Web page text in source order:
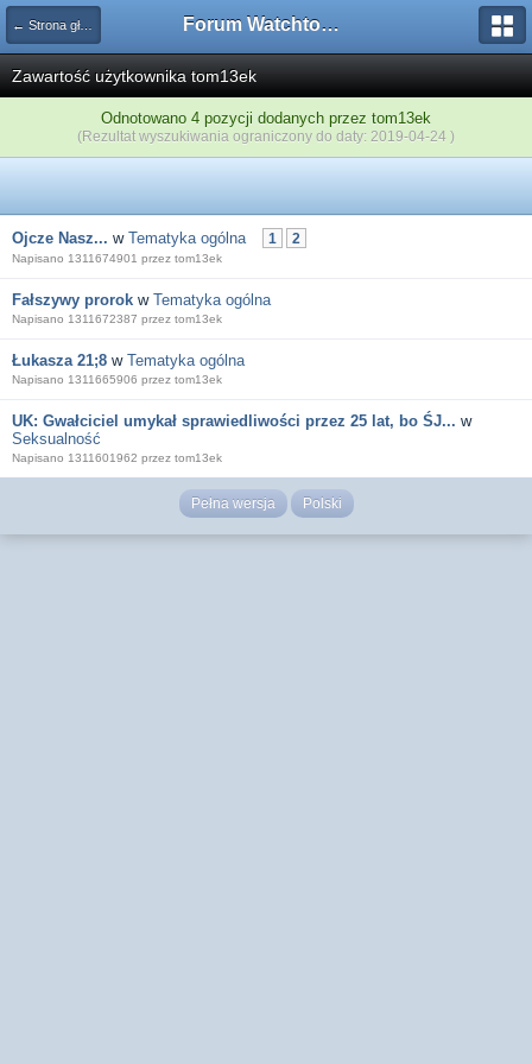
← Strona główna Forum Watchtower
Zawartość użytkownika tom13ek
Odnotowano 4 pozycji dodanych przez tom13ek
(Rezultat wyszukiwania ograniczony do daty: 2019-04-24 )
Ojcze Nasz... w Tematyka ogólna 1 2
Napisano 1311674901 przez tom13ek
Fałszywy prorok w Tematyka ogólna
Napisano 1311672387 przez tom13ek
Łukasza 21;8 w Tematyka ogólna
Napisano 1311665906 przez tom13ek
UK: Gwałciciel umykał sprawiedliwości przez 25 lat, bo ŚJ... w
Seksualność
Napisano 1311601962 przez tom13ek
Pełna wersja Polski